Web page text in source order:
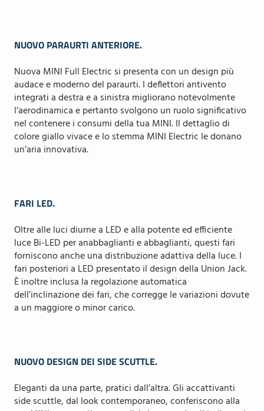
NUOVO PARAURTI ANTERIORE.
Nuova MINI Full Electric si presenta con un design più
audace e moderno del paraurti. I deflettori antivento
integrati a destra e a sinistra migliorano notevolmente
l’aerodinamica e pertanto svolgono un ruolo significativo
nel contenere i consumi della tua MINI. Il dettaglio di
colore giallo vivace e lo stemma MINI Electric le donano
un’aria innovativa.
FARI LED.
Oltre alle luci diurne a LED e alla potente ed efficiente
luce Bi-LED per anabbaglianti e abbaglianti, questi fari
forniscono anche una distribuzione adattiva della luce. I
fari posteriori a LED presentato il design della Union Jack.
È inoltre inclusa la regolazione automatica
dell’inclinazione dei fari, che corregge le variazioni dovute
a un maggiore o minor carico.
NUOVO DESIGN DEI SIDE SCUTTLE.
Eleganti da una parte, pratici dall’altra. Gli accattivanti
side scuttle, dal look contemporaneo, conferiscono alla